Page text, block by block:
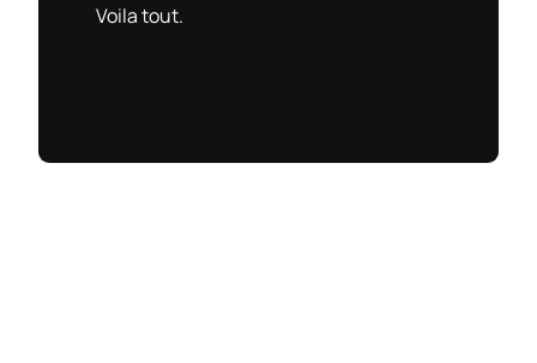
Voila tout.